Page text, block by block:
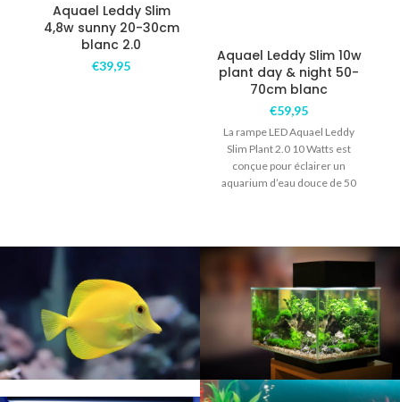
Aquael Leddy Slim
4,8w sunny 20-30cm
blanc 2.0
€39,95
Aquael Leddy Slim 10w
plant day & night 50-
70cm blanc
€59,95
La rampe LED Aquael Leddy
Slim Plant 2.0 10 Watts est
conçue pour éclairer un
aquarium d’eau douce de 50